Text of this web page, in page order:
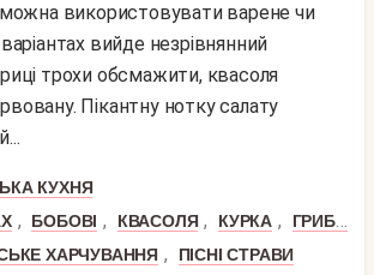
можна використовувати варене чи
вийде незрівнянний
трохи обсмажити, квасоля
Пікантну нотку салату
КУХНЯ
, БОБОВІ , КВАСОЛЯ , КУРКА , ГРИБИ
ХАРЧУВАННЯ ,
ПІСНІ СТРАВИ